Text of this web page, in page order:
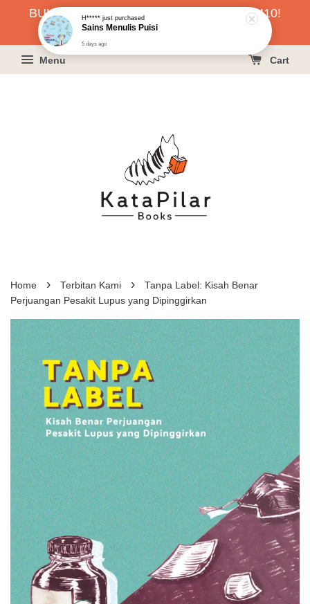
BUKU HARGA RAHMAH SERENDAH RM10!
KLIK SINI UNTUK PESAN!
Menu Cart
Home › Terbitan Kami ›
Tanpa Label: Kisah Benar
Perjuangan Pesakit Lupus yang Dipinggirkan